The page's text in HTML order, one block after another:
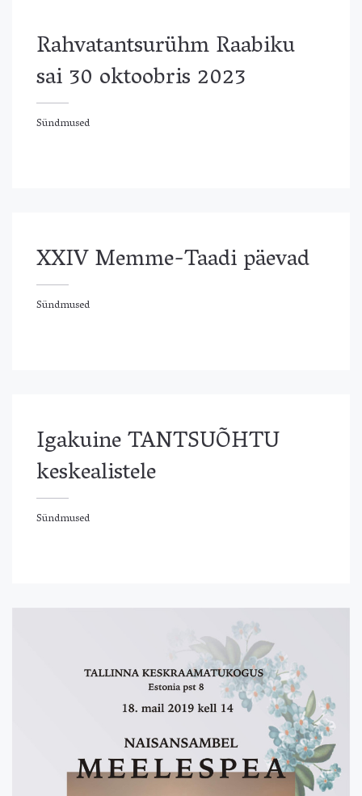
Rahvatantsurühm Raabiku
sai 30 oktoobris 2023
Sündmused
XXIV Memme-Taadi päevad
Sündmused
Igakuine TANTSUÕHTU
keskealistele
Sündmused